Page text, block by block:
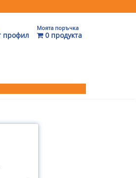
профил
Моята поръчка
0 продукта